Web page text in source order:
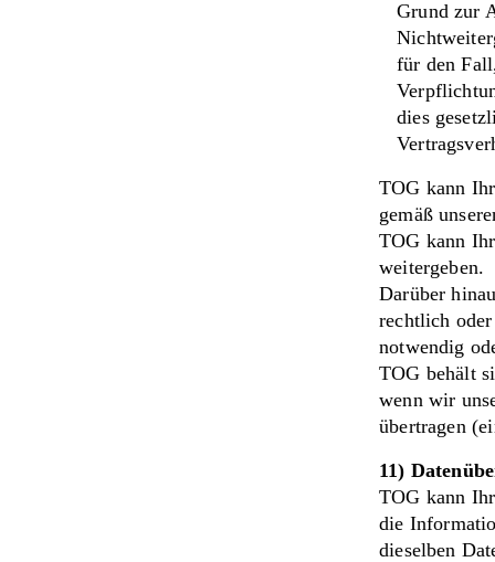
Grund zur
für den
dies
TOG kann
gemäß
TOG kann
weitergeben.
Darüber
rechtlich
notwendig
TOG behält
wenn wir
übertragen
11)
TOG kann
die
dieselben